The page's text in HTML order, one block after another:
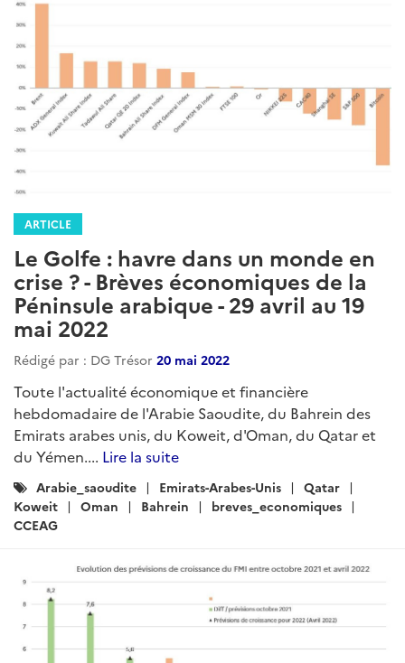
ARTICLE
Le Golfe : havre dans un monde en
crise ? - Brèves économiques de la
Péninsule arabique - 29 avril au 19
mai 2022
Rédigé par : DG Trésor 20 mai 2022
Toute l'actualité économique et financière
hebdomadaire de l'Arabie Saoudite, du Bahrein des
Emirats arabes unis, du Koweit, d'Oman, du Qatar et
du Yémen.... Lire la suite
Catégories
:
Arabie_saoudite Emirats-Arabes-Unis
Qatar
Koweit
Oman Bahrein
breves_economiques
CCEAG